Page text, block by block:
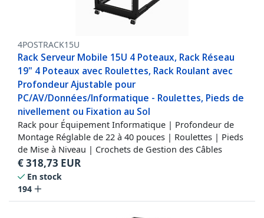
4POSTRACK15U
Rack Serveur Mobile 15U 4 Poteaux, Rack Réseau
19" 4 Poteaux avec Roulettes, Rack Roulant avec
Profondeur Ajustable pour
PC/AV/Données/Informatique - Roulettes, Pieds de
nivellement ou Fixation au Sol
Rack pour Équipement Informatique | Profondeur de
Montage Réglable de 22 à 40 pouces | Roulettes | Pieds
de Mise à Niveau | Crochets de Gestion des Câbles
€318,73 EUR
En stock
194